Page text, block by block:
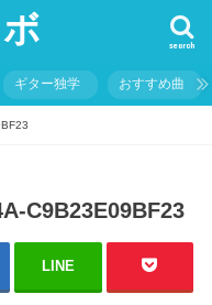
search
ギター独学 おすすめ曲
C9B23E09BF23
LINE